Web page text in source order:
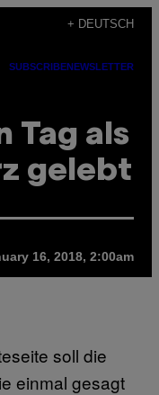
+ DEUTSCH
SUBSCRIBENEWSLETTER
Tag als
gelebt
16, 2018, 2:00am
soll die
einmal gesagt